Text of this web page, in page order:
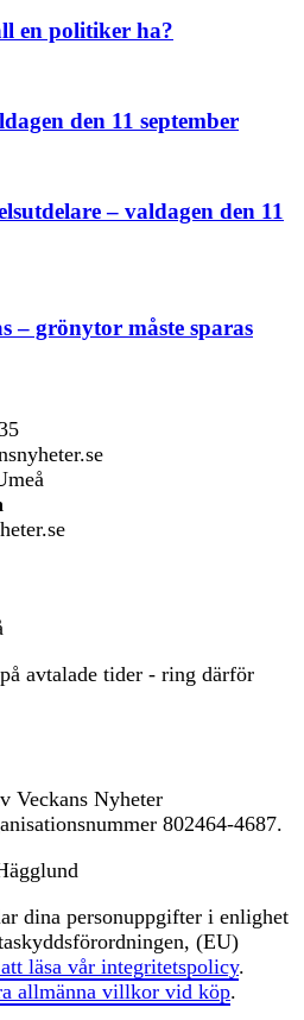
en politiker ha?
den 11 september
– valdagen den 11
– grönytor måste sparas
avtalade tider - ring därför
Veckans Nyheter
802464-4687.
dina personuppgifter i enlighet
(EU)
läsa vår integritetspolicy.
allmänna villkor vid köp.